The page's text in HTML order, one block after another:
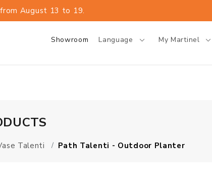
August 13 to 19.
Showroom Language My Martinel
Talenti Path Talenti - Outdoor Planter